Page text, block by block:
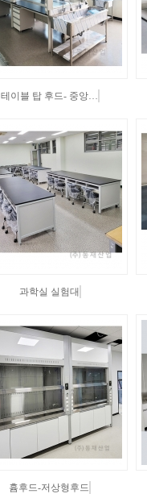
테이블 탑 후드- 중앙…
과학실 실험대
흄후드-저상형후드